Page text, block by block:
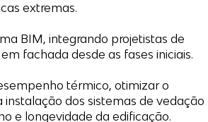
extremas.
BIM, integrando projetistas de
fachada desde as fases iniciais.
térmico, otimizar o
dos sistemas de vedação
e longevidade da edificação.